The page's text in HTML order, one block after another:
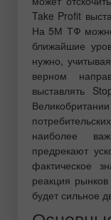
Take Profit
На 5М ТФ можно
ближайшие
нужно,
верном
выставлять
наиболее
предрекают
фактическое
реакция
будет сильное